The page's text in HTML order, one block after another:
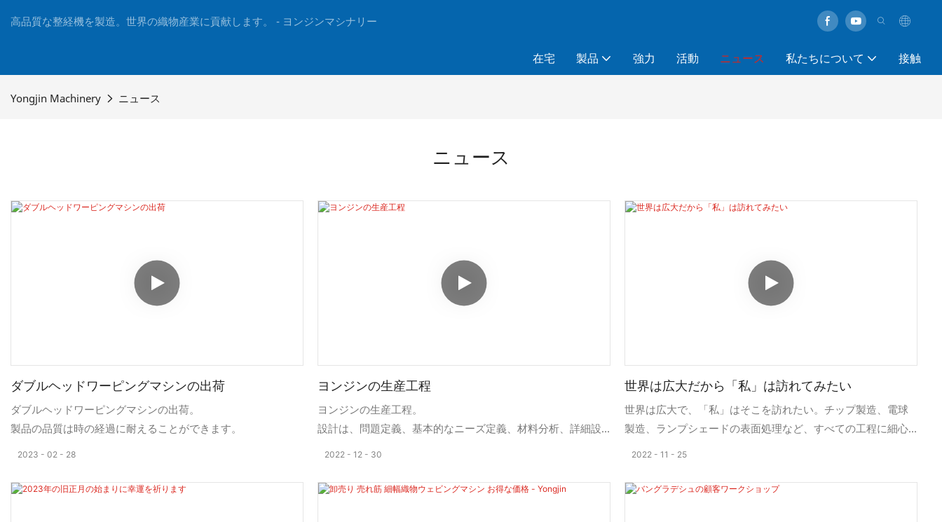
高品質な整経機を製造。世界の織物産業に貢献します。 - ヨンジンマシナリー
在宅 製品 強力 活動 ニュース 私たちについて 接触
Yongjin Machinery ニュース
ニュース
ダブルヘッドワーピングマシンの出荷
ダブルヘッドワーピングマシンの出荷。
製品の品質は時の経過に耐えることができます。
2023 02 28
ヨンジンの生産工程
ヨンジンの生産工程。
設計は、問題定義、基本的なニーズ定義、材料分析、詳細設
2022 12 30
世界は広大だから「私」は訪れてみたい
世界は広大で、「私」はそこを訪れたい。チップ製造、電球
製造、ランプシェードの表面処理など、すべての工程に細心
2022 11 25